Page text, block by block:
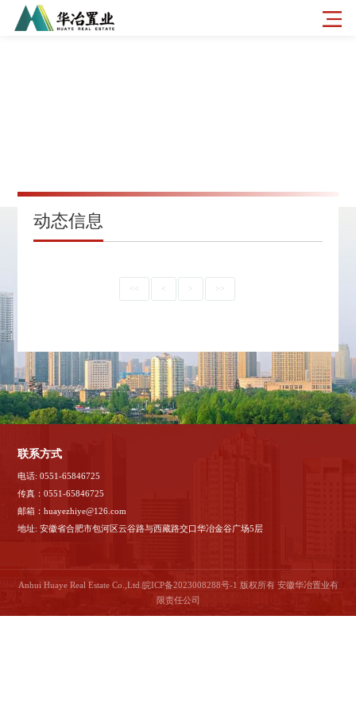
动态信息
<< < > >>
联系方式
电话: 0551-65846725
传真：0551-65846725
邮箱：huayezhiye@126.com
地址: 安徽省合肥市包河区云谷路与西藏路交口华冶金谷广场5层
Anhui Huaye Real Estate Co.,Ltd. 皖ICP备2023008288号-1 版权所有 安徽华冶置业有
限责任公司